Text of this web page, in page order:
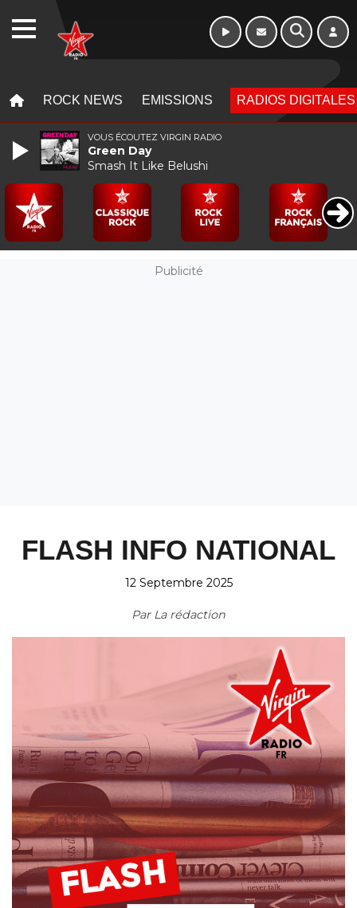
ROCK NEWS EMISSIONS RADIOS DIGITALES
Publicité
FLASH INFO NATIONAL
12 Septembre 2025
Par La rédaction
VOUS ÉCOUTEZ VIRGIN RADIO
Green Day
Smash It Like Belushi
WEBRADIO Week-end de 16h
à 20h